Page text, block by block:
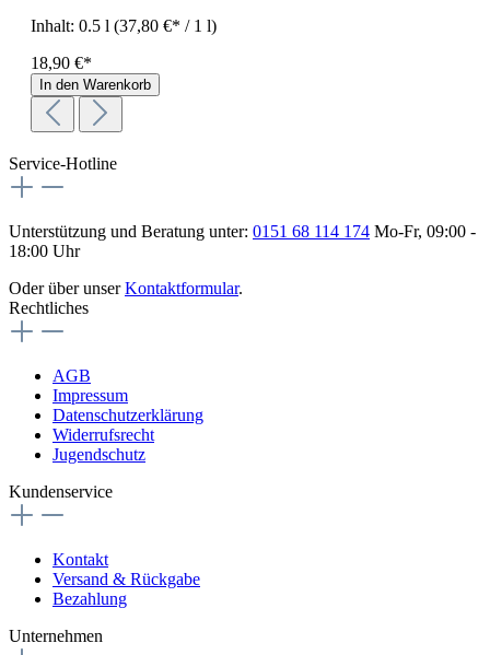
Inhalt: 0.5 l (37,80 €* / 1 l)
18,90 €*
In den Warenkorb
Service-Hotline
Unterstützung und Beratung unter: 0151 68 114 174 Mo-Fr, 09:00 -
18:00 Uhr
Oder über unserKontaktformular.
Rechtliches
AGB
Impressum
Datenschutzerklärung
Widerrufsrecht
Jugendschutz
Kundenservice
Kontakt
Versand & Rückgabe
Bezahlung
Unternehmen